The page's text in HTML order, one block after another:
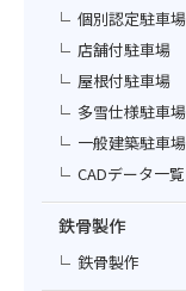
個別認定駐車場
店舗付駐車場
屋根付駐車場
多雪仕様駐車場
一般建築駐車場
CADデータ一覧
鉄骨製作
鉄骨製作